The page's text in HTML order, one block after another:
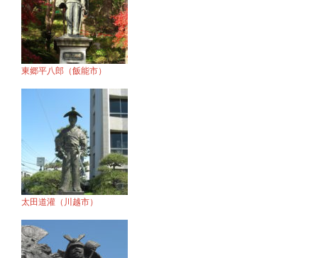
東郷平八郎（飯能市）
太田道灌（川越市）